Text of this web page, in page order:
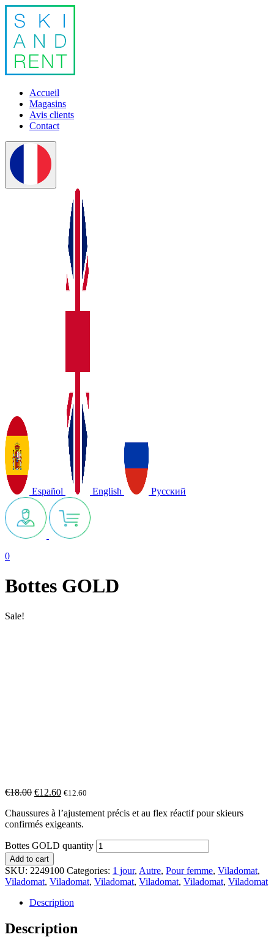
Accueil
Magasins
Avis clients
Contact
Español English Русский
0
Bottes GOLD
Sale!
€18.00 €12.60 €12.60
Chaussures à l’ajustement précis et au flex réactif pour skieurs
confirmés exigeants.
Bottes GOLD quantity
Add to cart
SKU: 2249100 Categories: 1 jour, Autre, Pour femme, Viladomat,
Viladomat, Viladomat, Viladomat, Viladomat, Viladomat, Viladomat
Description
Description